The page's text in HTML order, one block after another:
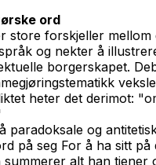
ord
store forskjeller
og nekter å
borgerskapet.
heter det derimot:
paradoksale og
på seg For å ha sitt
summerer alt han tjener